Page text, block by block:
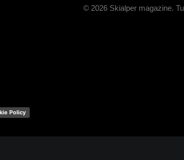
© 2026 Skialper magazine.
Policy